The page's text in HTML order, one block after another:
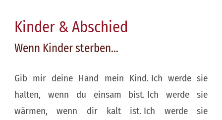
Kinder & Abschied
Wenn Kinder sterben...
Gib mir deine Hand mein Kind. Ich werde sie
halten, wenn du einsam bist. Ich werde sie
wärmen, wenn dir kalt ist. Ich werde sie